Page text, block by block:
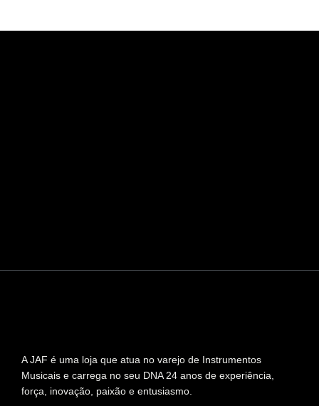
A JAF é uma loja que atua no varejo de Instrumentos
Musicais e carrega no seu DNA 24 anos de experiência,
força, inovação, paixão e entusiasmo.